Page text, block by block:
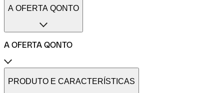
A OFERTA QONTO
A OFERTA QONTO
Tarifas
Conta profissional online
PRODUTO E CARACTERÍSTICAS